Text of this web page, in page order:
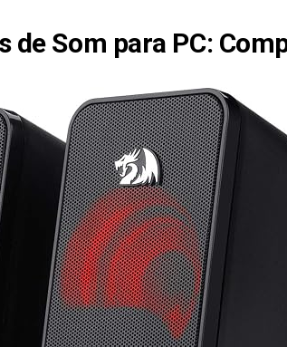
de Som para PC: